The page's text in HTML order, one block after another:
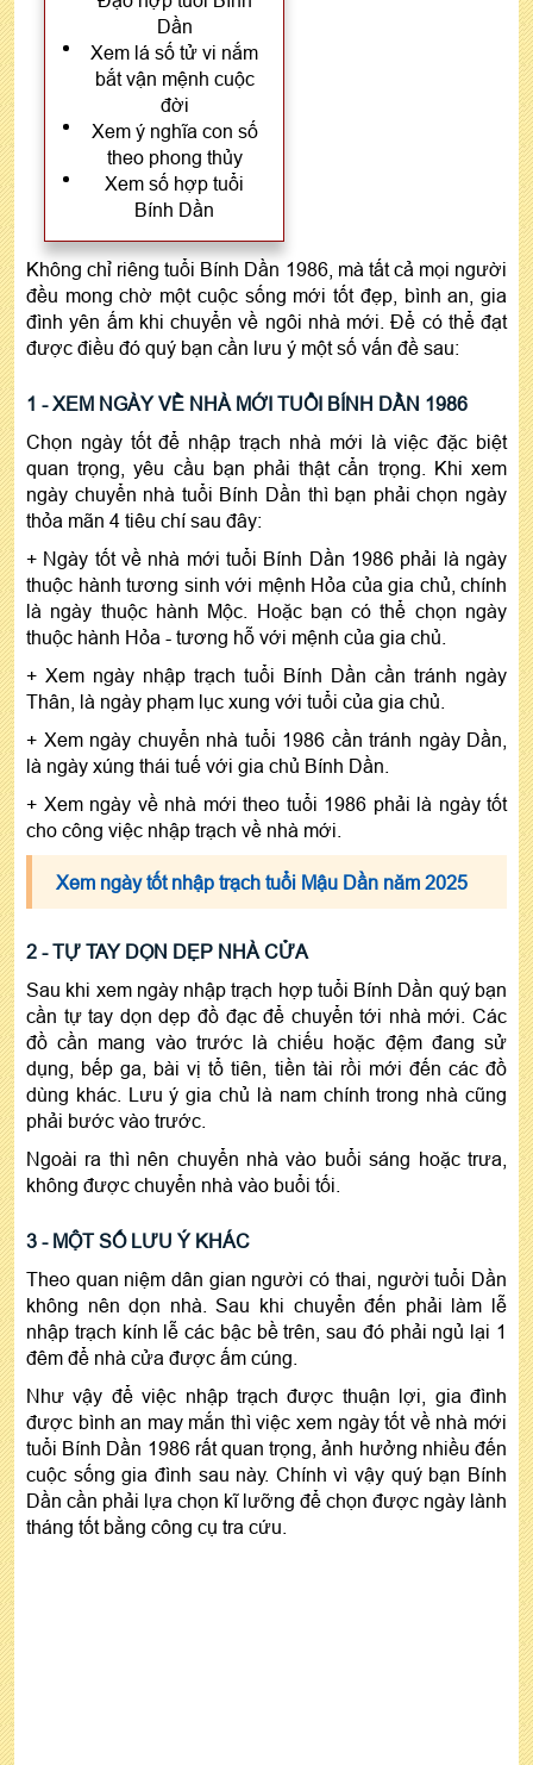
Dần
Xem lá số tử vi nắm
bắt vận mệnh cuộc
đời
Xem ý nghĩa con số
theo phong thủy
Xem số hợp tuổi
Bính Dần
Không chỉ riêng tuổi Bính Dần 1986, mà tất cả mọi người
đều mong chờ một cuộc sống mới tốt đẹp, bình an, gia
đình yên ấm khi chuyển về ngôi nhà mới. Để có thể đạt
được điều đó quý bạn cần lưu ý một số vấn đề sau:
1 - XEM NGÀY VỀ NHÀ MỚI TUỔI BÍNH DẦN 1986
Chọn ngày tốt để nhập trạch nhà mới là việc đặc biệt
quan trọng, yêu cầu bạn phải thật cẩn trọng. Khi xem
ngày chuyển nhà tuổi Bính Dần thì bạn phải chọn ngày
thỏa mãn 4 tiêu chí sau đây:
+ Ngày tốt về nhà mới tuổi Bính Dần 1986 phải là ngày
thuộc hành tương sinh với mệnh Hỏa của gia chủ, chính
là ngày thuộc hành Mộc. Hoặc bạn có thể chọn ngày
thuộc hành Hỏa - tương hỗ với mệnh của gia chủ.
+ Xem ngày nhập trạch tuổi Bính Dần cần tránh ngày
Thân, là ngày phạm lục xung với tuổi của gia chủ.
+ Xem ngày chuyển nhà tuổi 1986 cần tránh ngày Dần,
là ngày xúng thái tuế với gia chủ Bính Dần.
+ Xem ngày về nhà mới theo tuổi 1986 phải là ngày tốt
cho công việc nhập trạch về nhà mới.
Xem ngày tốt nhập trạch tuổi Mậu Dần năm 2025
2 - TỰ TAY DỌN DẸP NHÀ CỬA
Sau khi xem ngày nhập trạch hợp tuổi Bính Dần quý bạn
cần tự tay dọn dẹp đồ đạc để chuyển tới nhà mới. Các
đồ cần mang vào trước là chiếu hoặc đệm đang sử
dụng, bếp ga, bài vị tổ tiên, tiền tài rồi mới đến các đồ
dùng khác. Lưu ý gia chủ là nam chính trong nhà cũng
phải bước vào trước.
Ngoài ra thì nên chuyển nhà vào buổi sáng hoặc trưa,
không được chuyển nhà vào buổi tối.
3 - MỘT SỐ LƯU Ý KHÁC
Theo quan niệm dân gian người có thai, người tuổi Dần
không nên dọn nhà. Sau khi chuyển đến phải làm lễ
nhập trạch kính lễ các bậc bề trên, sau đó phải ngủ lại 1
đêm để nhà cửa được ấm cúng.
Như vậy để việc nhập trạch được thuận lợi, gia đình
được bình an may mắn thì việc xem ngày tốt về nhà mới
tuổi Bính Dần 1986 rất quan trọng, ảnh hưởng nhiều đến
cuộc sống gia đình sau này. Chính vì vậy quý bạn Bính
Dần cần phải lựa chọn kĩ lưỡng để chọn được ngày lành
tháng tốt bằng công cụ tra cứu.